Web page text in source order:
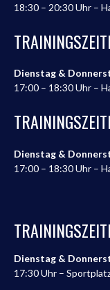
18:30 – 20:30 Uhr –
Dienstag &
17:00 – 18:30 Uhr –
Dienstag &
17:00 – 18:30 Uhr –
Dienstag &
17:30 Uhr –